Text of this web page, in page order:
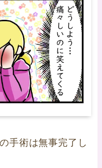
手術は無事完了し